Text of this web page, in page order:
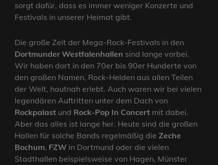
sorgt dafür, dass es immer weniger Konzerte und
Festivals in unserer Heimat gibt.
Die große Zeit der Mega-Rock-Festivals in den
Dortmunder Westfalenhallen sind lange vorbei.
Wir haben dort in den 70er bis 90er Hunderte von
den großen Namen, Rock-Helden aus allen Teilen
der Welt, hautnah erlebt. Auch waren wir bei vielen
legendären Auftritten unter dem Dach von
Rockpalast und Rock-Pop In Concert mit dabei.
Aber das alles ist lange her. Heute sind die großen
Hallen für solche Bands regelmäßig die Zeche
Bochum, FZW in Dortmund oder die vielen
Stadthallen beispielsweise von Hagen, Münster